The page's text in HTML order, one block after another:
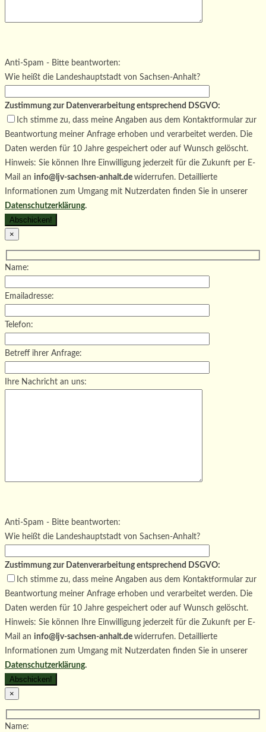
Bitte lasse dieses Feld leer.
Anti-Spam - Bitte beantworten:
Wie heißt die Landeshauptstadt von Sachsen-Anhalt?
Zustimmung zur Datenverarbeitung entsprechend DSGVO:
Ich stimme zu, dass meine Angaben aus dem Kontaktformular zur
Beantwortung meiner Anfrage erhoben und verarbeitet werden. Die
Daten werden für 10 Jahre gespeichert oder auf Wunsch gelöscht.
Hinweis: Sie können Ihre Einwilligung jederzeit für die Zukunft per E-
Mail an info@ljv-sachsen-anhalt.de widerrufen. Detaillierte
Informationen zum Umgang mit Nutzerdaten finden Sie in unserer
Datenschutzerklärung.
×
Name:
Emailadresse:
Telefon:
Betreff ihrer Anfrage:
Ihre Nachricht an uns:
Bitte lasse dieses Feld leer.
Anti-Spam - Bitte beantworten:
Wie heißt die Landeshauptstadt von Sachsen-Anhalt?
Zustimmung zur Datenverarbeitung entsprechend DSGVO:
Ich stimme zu, dass meine Angaben aus dem Kontaktformular zur
Beantwortung meiner Anfrage erhoben und verarbeitet werden. Die
Daten werden für 10 Jahre gespeichert oder auf Wunsch gelöscht.
Hinweis: Sie können Ihre Einwilligung jederzeit für die Zukunft per E-
Mail an info@ljv-sachsen-anhalt.de widerrufen. Detaillierte
Informationen zum Umgang mit Nutzerdaten finden Sie in unserer
Datenschutzerklärung.
×
Name: